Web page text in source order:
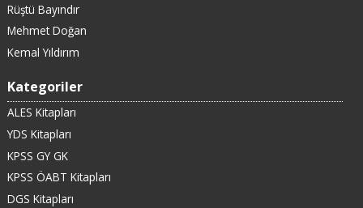
Rüştü Bayındır
Mehmet Doğan
Kemal Yıldırım
Kategoriler
ALES Kitapları
YDS Kitapları
KPSS GY GK
KPSS ÖABT Kitapları
DGS Kitapları